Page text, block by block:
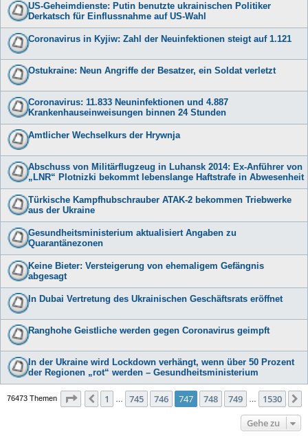
US-Geheimdienste: Putin benutzte ukrainischen Politiker
Derkatsch für Einflussnahme auf US-Wahl
Coronavirus in Kyjiw: Zahl der Neuinfektionen steigt auf 1.121
Ostukraine: Neun Angriffe der Besatzer, ein Soldat verletzt
Coronavirus: 11.833 Neuninfektionen und 4.887
Krankenhauseinweisungen binnen 24 Stunden
Amtlicher Wechselkurs der Hrywnja
Abschuss von Militärflugzeug in Luhansk 2014: Ex-Anführer von
„LNR“ Plotnizki bekommt lebenslange Haftstrafe in Abwesenheit
Türkische Kampfhubschrauber ATAK-2 bekommen Triebwerke
aus der Ukraine
Gesundheitsministerium aktualisiert Angaben zu
Quarantänezonen
Keine Bieter: Versteigerung von ehemaligem Gefängnis
abgesagt
In Dubai Vertretung des Ukrainischen Geschäftsrats eröffnet
Ranghohe Geistliche werden gegen Coronavirus geimpft
In der Ukraine wird Lockdown verhängt, wenn über 50 Prozent
der Regionen „rot“ werden – Gesundheitsministerium
76473 Themen Seite 747 von1530
Vorherige
1 745 746 747 748 749 1530
Gehe zu